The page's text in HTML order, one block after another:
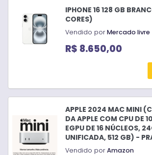
IPHONE 16 128 GB
CORES)
Vendido porMercado livre
R$ 8.650,00
APPLE 2024 MAC MINI
DA APPLE COM CPU DE
EGPU DE 16 NÚCLEOS,
UNIFICADA, 512 GB) -
Vendido porAmazon